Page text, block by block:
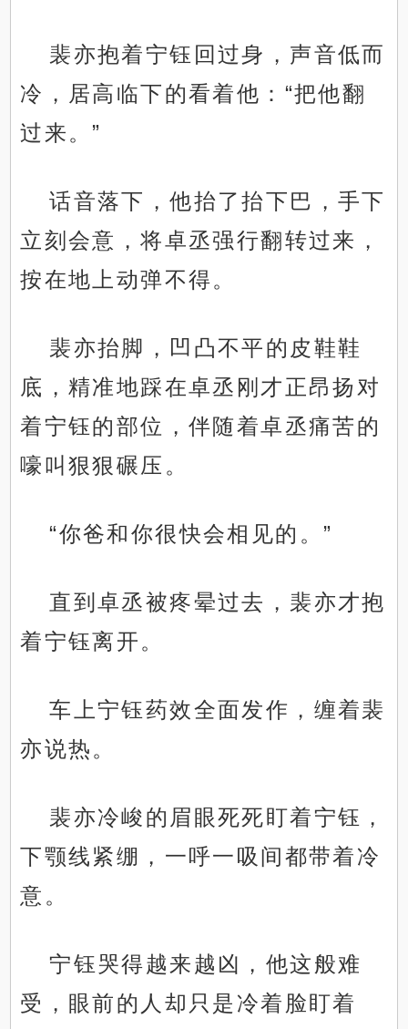
裴亦抱着宁钰回过身，声音低而
冷，居高临下的看着他：“把他翻
过来。”
话音落下，他抬了抬下巴，手下
立刻会意，将卓丞强行翻转过来，
按在地上动弹不得。
裴亦抬脚，凹凸不平的皮鞋鞋
底，精准地踩在卓丞刚才正昂扬对
着宁钰的部位，伴随着卓丞痛苦的
嚎叫狠狠碾压。
“你爸和你很快会相见的。”
直到卓丞被疼晕过去，裴亦才抱
着宁钰离开。
车上宁钰药效全面发作，缠着裴
亦说热。
裴亦冷峻的眉眼死死盯着宁钰，
下颚线紧绷，一呼一吸间都带着冷
意。
宁钰哭得越来越凶，他这般难
受，眼前的人却只是冷着脸盯着